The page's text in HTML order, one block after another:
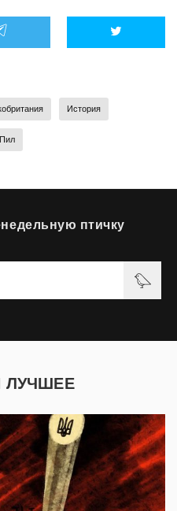
История
птичку
ЛУЧШЕЕ